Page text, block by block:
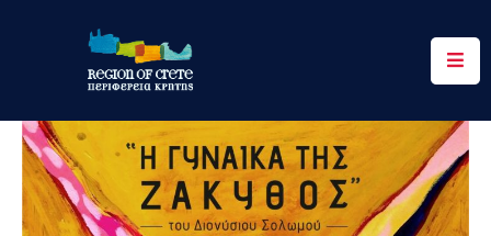
Περιφέρεια
Ενημέρωση
Έργα
&